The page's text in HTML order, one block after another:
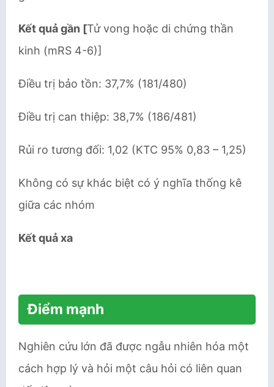
Kết quả gần [Tử vong hoặc di chứng thần
kinh (mRS 4-6)]
Điều trị bảo tồn: 37,7% (181/480)
Điều trị can thiệp: 38,7% (186/481)
Rủi ro tương đối: 1,02 (KTC 95% 0,83 – 1,25)
Không có sự khác biệt có ý nghĩa thống kê
giữa các nhóm
Kết quả xa
Điểm mạnh
Nghiên cứu lớn đã được ngẫu nhiên hóa một
cách hợp lý và hỏi một câu hỏi có liên quan